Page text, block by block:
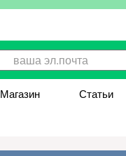
Магазин Статьи